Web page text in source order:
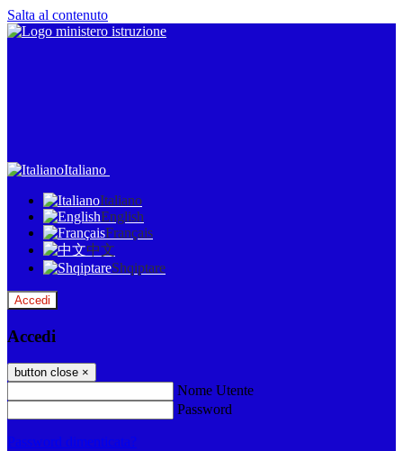
Salta al contenuto
Italiano
Italiano
English
Français
中文
Shqiptare
Accedi
Accedi
button close ×
Nome Utente
Password
Password dimenticata?